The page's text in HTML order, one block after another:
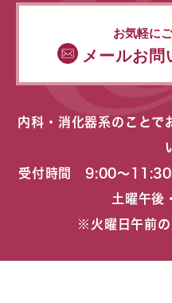
お気軽に
メールお問
内科・消化器系のことで
受付時間 9:00〜
土曜午後
※火曜日午前